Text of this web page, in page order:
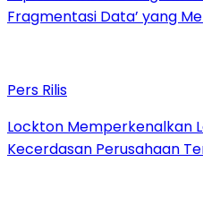
Fragmentasi Data’ yang
Pers Rilis
Lockton Memperkenalkan
Kecerdasan Perusahaan